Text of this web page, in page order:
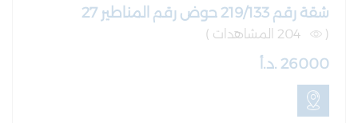
شقة رقم 219/133 حوض رقم المناطير 27
(
26000 .د.أ